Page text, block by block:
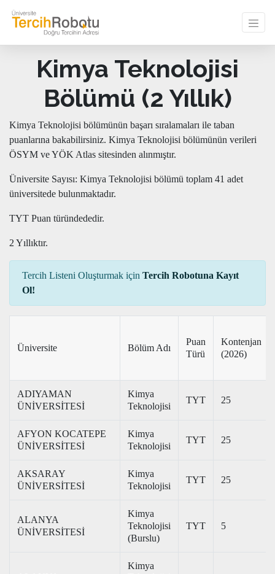
Kimya Teknolojisi
Bölümü (2 Yıllık)
Kimya Teknolojisi bölümünün başarı sıralamaları ile taban
puanlarına bakabilirsiniz. Kimya Teknolojisi bölümünün verileri
ÖSYM ve YÖK Atlas sitesinden alınmıştır.
Üniversite Sayısı: Kimya Teknolojisi bölümü toplam 41 adet
üniversitede bulunmaktadır.
TYT Puan türündededir.
2 Yıllıktır.
Tercih Listeni Oluşturmak için Tercih Robotuna Kayıt
Ol!
Üniversite Bölüm Adı
Puan
Türü
Kontenjan
(2026)
ADIYAMAN
ÜNİVERSİTESİ
Kimya
Teknolojisi
TYT 25
AFYON KOCATEPE
ÜNİVERSİTESİ
Kimya
Teknolojisi
TYT 25
AKSARAY
ÜNİVERSİTESİ
Kimya
Teknolojisi
TYT 25
ALANYA
ÜNİVERSİTESİ
Kimya
Teknolojisi
(Burslu)
TYT 5
Kimya